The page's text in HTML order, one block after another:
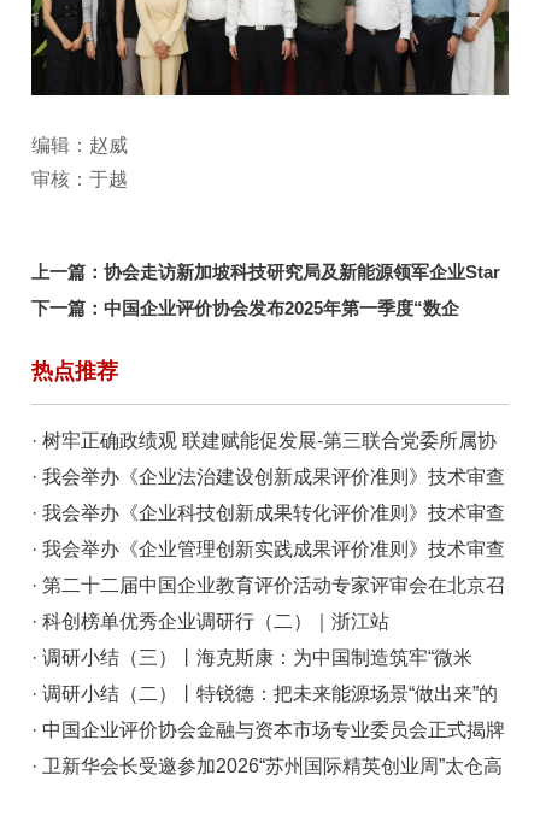
编辑：赵威
审核：于越
上一篇：协会走访新加坡科技研究局及新能源领军企业Star
Charge
下一篇：中国企业评价协会发布2025年第一季度“数企
热点推荐
· 树牢正确政绩观 联建赋能促发展-第三联合党委所属协
会商会开展联学共建主题党日活动
· 我会举办《企业法治建设创新成果评价准则》技术审查
会
· 我会举办《企业科技创新成果转化评价准则》技术审查
会
· 我会举办《企业管理创新实践成果评价准则》技术审查
会
· 第二十二届中国企业教育评价活动专家评审会在北京召
开
· 科创榜单优秀企业调研行（二）｜浙江站
· 调研小结（三）丨海克斯康：为中国制造筑牢“微米
级”质量底座
· 调研小结（二）丨特锐德：把未来能源场景“做出来”的
系统创新者
· 中国企业评价协会金融与资本市场专业委员会正式揭牌
并落地丽泽商务区
· 卫新华会长受邀参加2026“苏州国际精英创业周”太仓高